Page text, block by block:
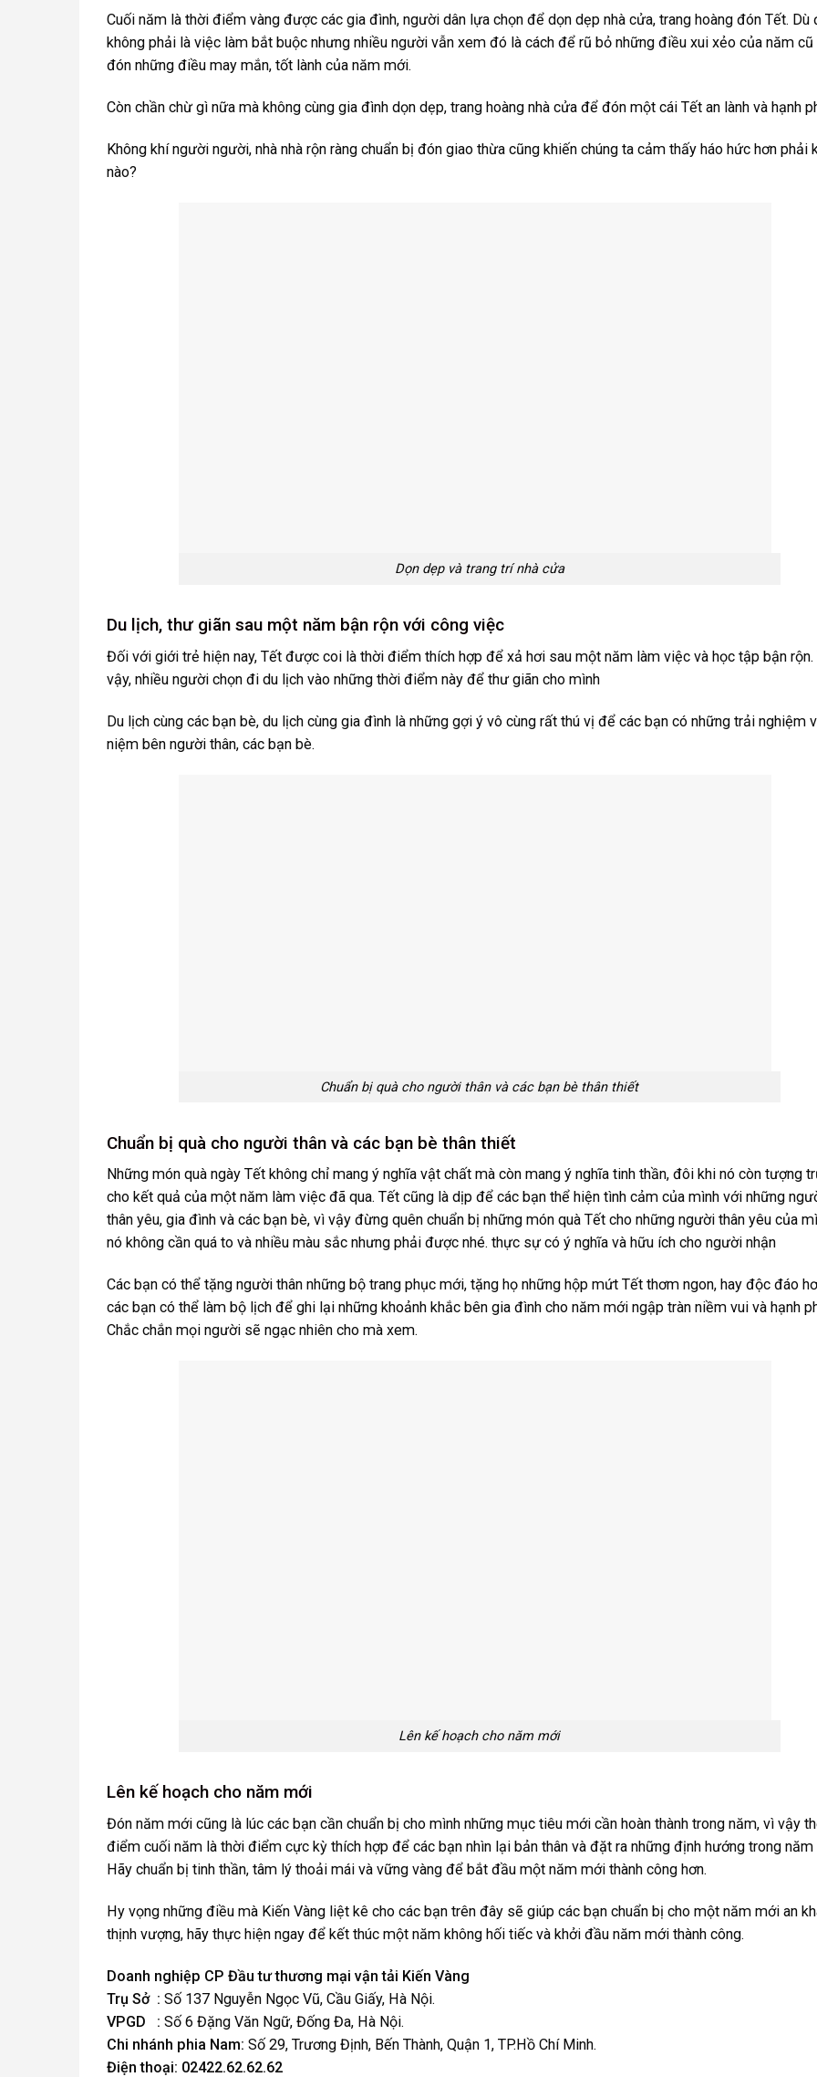
Cuối năm là thời điểm vàng được các gia đình, người dân lựa chọn để dọn dẹp nhà cửa, trang hoàng đón Tết. Dù
không phải là việc làm bắt buộc nhưng nhiều người vẫn xem đó là cách để rũ bỏ những điều xui xẻo của năm cũ
đón những điều may mắn, tốt lành của năm mới.
Còn chần chừ gì nữa mà không cùng gia đình dọn dẹp, trang hoàng nhà cửa để đón một cái Tết an lành và hạnh
Không khí người người, nhà nhà rộn ràng chuẩn bị đón giao thừa cũng khiến chúng ta cảm thấy háo hức hơn phải
nào?
Dọn dẹp và trang trí nhà cửa
Du lịch, thư giãn sau một năm bận rộn với công việc
Đối với giới trẻ hiện nay, Tết được coi là thời điểm thích hợp để xả hơi sau một năm làm việc và học tập bận rộn.
vậy, nhiều người chọn đi du lịch vào những thời điểm này để thư giãn cho mình
Du lịch cùng các bạn bè, du lịch cùng gia đình là những gợi ý vô cùng rất thú vị để các bạn có những trải nghiệm
niệm bên người thân, các bạn bè.
Chuẩn bị quà cho người thân và các bạn bè thân thiết
Chuẩn bị quà cho người thân và các bạn bè thân thiết
Những món quà ngày Tết không chỉ mang ý nghĩa vật chất mà còn mang ý nghĩa tinh thần, đôi khi nó còn tượng
cho kết quả của một năm làm việc đã qua. Tết cũng là dịp để các bạn thể hiện tình cảm của mình với những
thân yêu, gia đình và các bạn bè, vì vậy đừng quên chuẩn bị những món quà Tết cho những người thân yêu của
nó không cần quá to và nhiều màu sắc nhưng phải được nhé. thực sự có ý nghĩa và hữu ích cho người nhận
Các bạn có thể tặng người thân những bộ trang phục mới, tặng họ những hộp mứt Tết thơm ngon, hay độc đáo
các bạn có thể làm bộ lịch để ghi lại những khoảnh khắc bên gia đình cho năm mới ngập tràn niềm vui và hạnh
Chắc chắn mọi người sẽ ngạc nhiên cho mà xem.
Lên kế hoạch cho năm mới
Lên kế hoạch cho năm mới
Đón năm mới cũng là lúc các bạn cần chuẩn bị cho mình những mục tiêu mới cần hoàn thành trong năm, vì vậy
điểm cuối năm là thời điểm cực kỳ thích hợp để các bạn nhìn lại bản thân và đặt ra những định hướng trong năm
Hãy chuẩn bị tinh thần, tâm lý thoải mái và vững vàng để bắt đầu một năm mới thành công hơn.
Hy vọng những điều mà Kiến Vàng liệt kê cho các bạn trên đây sẽ giúp các bạn chuẩn bị cho một năm mới an
thịnh vượng, hãy thực hiện ngay để kết thúc một năm không hối tiếc và khởi đầu năm mới thành công.
Doanh nghiệp CP Đầu tư thương mại vận tải Kiến Vàng
Trụ Sở : Số 137 Nguyễn Ngọc Vũ, Cầu Giấy, Hà Nội.
VPGD : Số 6 Đặng Văn Ngữ, Đống Đa, Hà Nội.
Chi nhánh phia Nam: Số 29, Trương Định, Bến Thành, Quận 1, TP.Hồ Chí Minh.
Điện thoại: 02422.62.62.62